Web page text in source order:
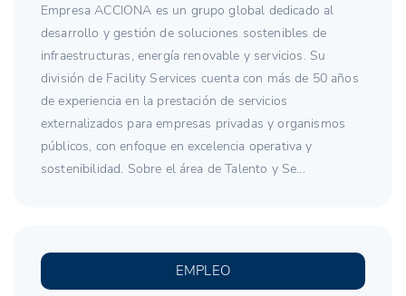
Empresa ACCIONA es un grupo global dedicado al
desarrollo y gestión de soluciones sostenibles de
infraestructuras, energía renovable y servicios. Su
división de Facility Services cuenta con más de 50 años
de experiencia en la prestación de servicios
externalizados para empresas privadas y organismos
públicos, con enfoque en excelencia operativa y
sostenibilidad. Sobre el área de Talento y Se...
EMPLEO